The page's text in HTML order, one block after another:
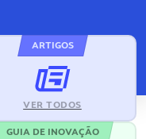
ARTIGOS
VER TODOS
GUIA DE INOVAÇÃO